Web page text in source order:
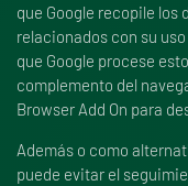
que Google recopile los
relacionados con su
que Google procese
complemento del
Browser Add On para
Además o como
puede evitar el